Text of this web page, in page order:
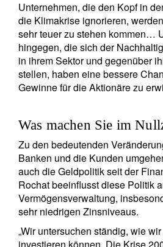
Unternehmen, die den Kopf in
die Klimakrise ignorieren,
sehr teuer zu stehen kommen…
hingegen, die sich der
in ihrem Sektor und gegenüber
stellen, haben eine bessere
Gewinne für die Aktionäre zu
Was machen Sie im
Zu den bedeutenden
Banken und die Kunden
auch die Geldpolitik seit der
Rochat beeinflusst diese Politik
Vermögensverwaltung,
sehr niedrigen Zinsniveaus.
„Wir untersuchen ständig, wie